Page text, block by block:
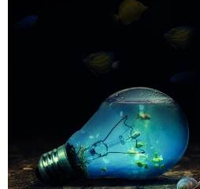
고객상담센터
아카데미소개